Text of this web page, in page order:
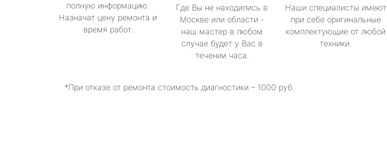
полную информацию.
Назначат цену ремонта и
время работ.
Где Вы не находились в
Москве или области -
наш мастер в любом
случае будет у Вас в
течении часа.
Наши специалисты имеют
при себе оригинальные
комплектующие от любой
техники.
*При отказе от ремонта стоимость диагностики – 1000 руб.